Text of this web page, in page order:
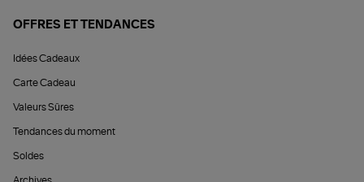
OFFRES ET TENDANCES
Idées Cadeaux
Carte Cadeau
Valeurs Sûres
Tendances du moment
Soldes